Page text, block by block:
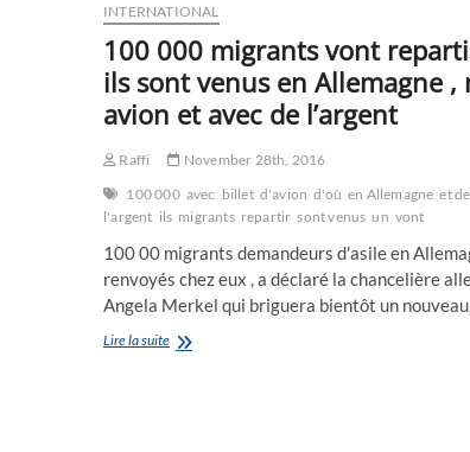
INTERNATIONAL
100 000 migrants vont
ils sont venus en Allemagne ,
avion et avec de l’argent
Raffi
November 28th, 2016
100 000 avec billet d'avion d'où en Allemagne et de
l'argent ils migrants repartir sont venus un vont
100 00 migrants demandeurs d'asile en
renvoyés chez eux , a déclaré la chancelière
Angela Merkel qui briguera bientôt un nouveau
Lire la suite100